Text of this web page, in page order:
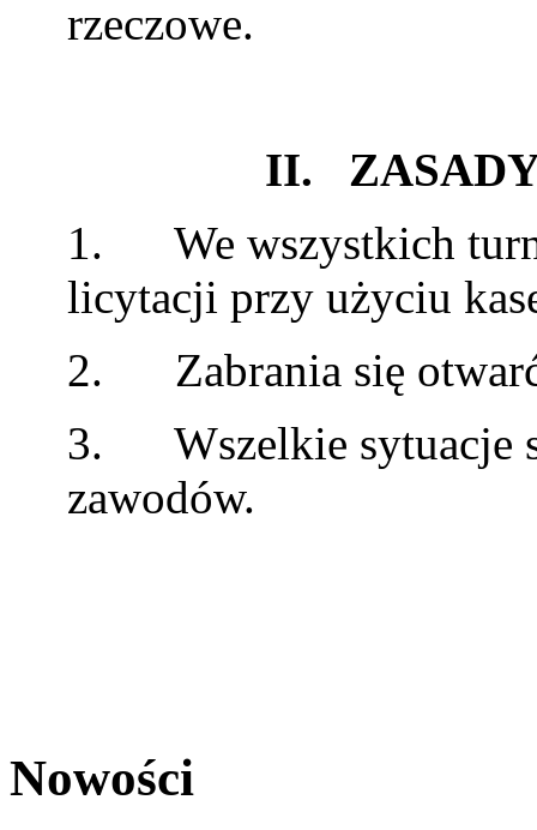
rzeczowe.
II.
1. We wszystkich
licytacji przy użyciu
2. Zabrania się otwarć
3. Wszelkie sytuacje
zawodów.
Nowości